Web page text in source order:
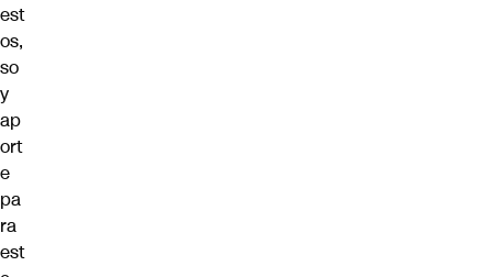
est
os,
so
y
ap
ort
e
pa
ra
est